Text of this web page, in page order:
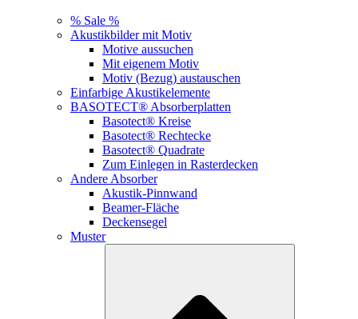
% Sale %
Akustikbilder mit Motiv
Motive aussuchen
Mit eigenem Motiv
Motiv (Bezug) austauschen
Einfarbige Akustikelemente
BASOTECT® Absorberplatten
Basotect® Kreise
Basotect® Rechtecke
Basotect® Quadrate
Zum Einlegen in Rasterdecken
Andere Absorber
Akustik-Pinnwand
Beamer-Fläche
Deckensegel
Muster